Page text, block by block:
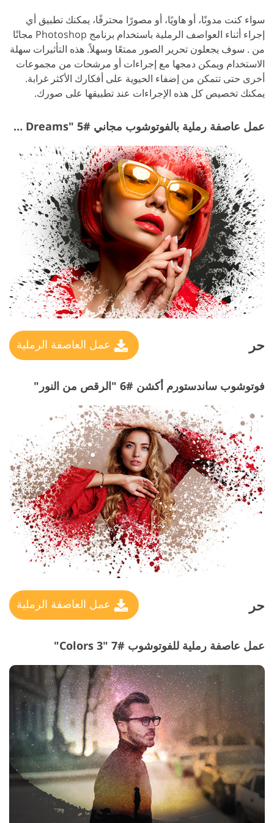
سواء كنت مدونًا، أو هاويًا، أو مصورًا محترفًا، يمكنك تطبيق أي
إجراء أثناء العواصف الرملية باستخدام برنامج Photoshop مجانًا
من . سوف يجعلون تحرير الصور ممتعًا وسهلاً. هذه التأثيرات سهلة
الاستخدام ويمكن دمجها مع إجراءات أو مرشحات من مجموعات
أخرى حتى تتمكن من إضفاء الحيوية على أفكارك الأكثر غرابة.
يمكنك تخصيص كل هذه الإجراءات عند تطبيقها على صورك.
عمل عاصفة رملية بالفوتوشوب مجاني #5 "Secret Dreams"
حر عمل العاصفة الرملية
فوتوشوب ساندستورم أكشن #6 "الرقص من النور"
حر عمل العاصفة الرملية
عمل عاصفة رملية للفوتوشوب #7 "3 Colors"